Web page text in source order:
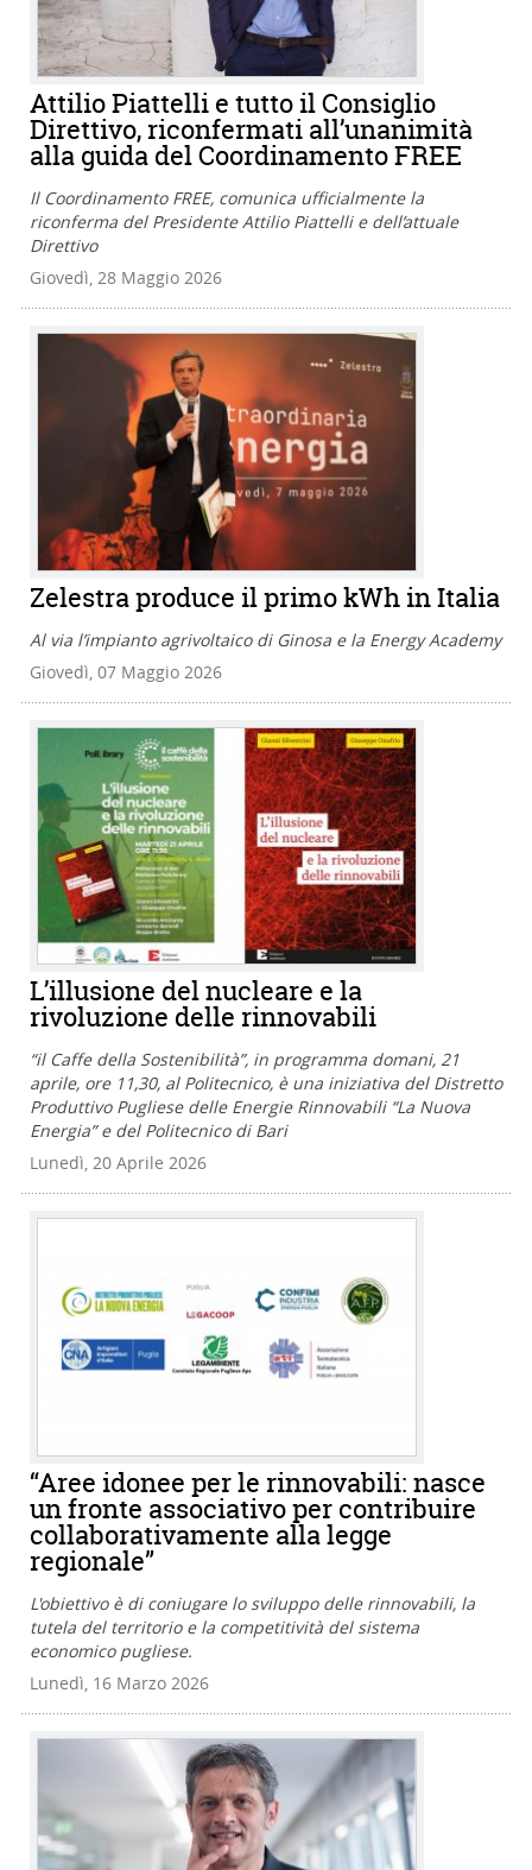
Attilio Piattelli e tutto il Consiglio
Direttivo, riconfermati all’unanimità
alla guida del Coordinamento FREE
Il Coordinamento FREE, comunica ufficialmente la
riconferma del Presidente Attilio Piattelli e dell’attuale
Direttivo
Giovedì, 28 Maggio 2026
Zelestra produce il primo kWh in Italia
Al via l’impianto agrivoltaico di Ginosa e la Energy Academy
Giovedì, 07 Maggio 2026
L’illusione del nucleare e la
rivoluzione delle rinnovabili
“il Caffe della Sostenibilità”, in programma domani, 21
aprile, ore 11,30, al Politecnico, è una iniziativa del Distretto
Produttivo Pugliese delle Energie Rinnovabili “La Nuova
Energia” e del Politecnico di Bari
Lunedì, 20 Aprile 2026
“Aree idonee per le rinnovabili: nasce
un fronte associativo per contribuire
collaborativamente alla legge
regionale”
L'obiettivo è di coniugare lo sviluppo delle rinnovabili, la
tutela del territorio e la competitività del sistema
economico pugliese.
Lunedì, 16 Marzo 2026